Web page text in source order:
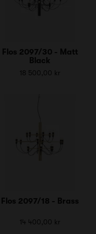
Flos 2097/30 - Matt
Black
18 500,00 kr
Flos 2097/18 - Brass
14 400,00 kr